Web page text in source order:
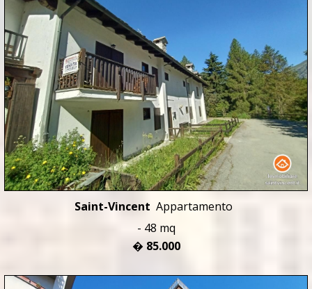
Saint-Vincent Appartamento
- 48 mq
� 85.000